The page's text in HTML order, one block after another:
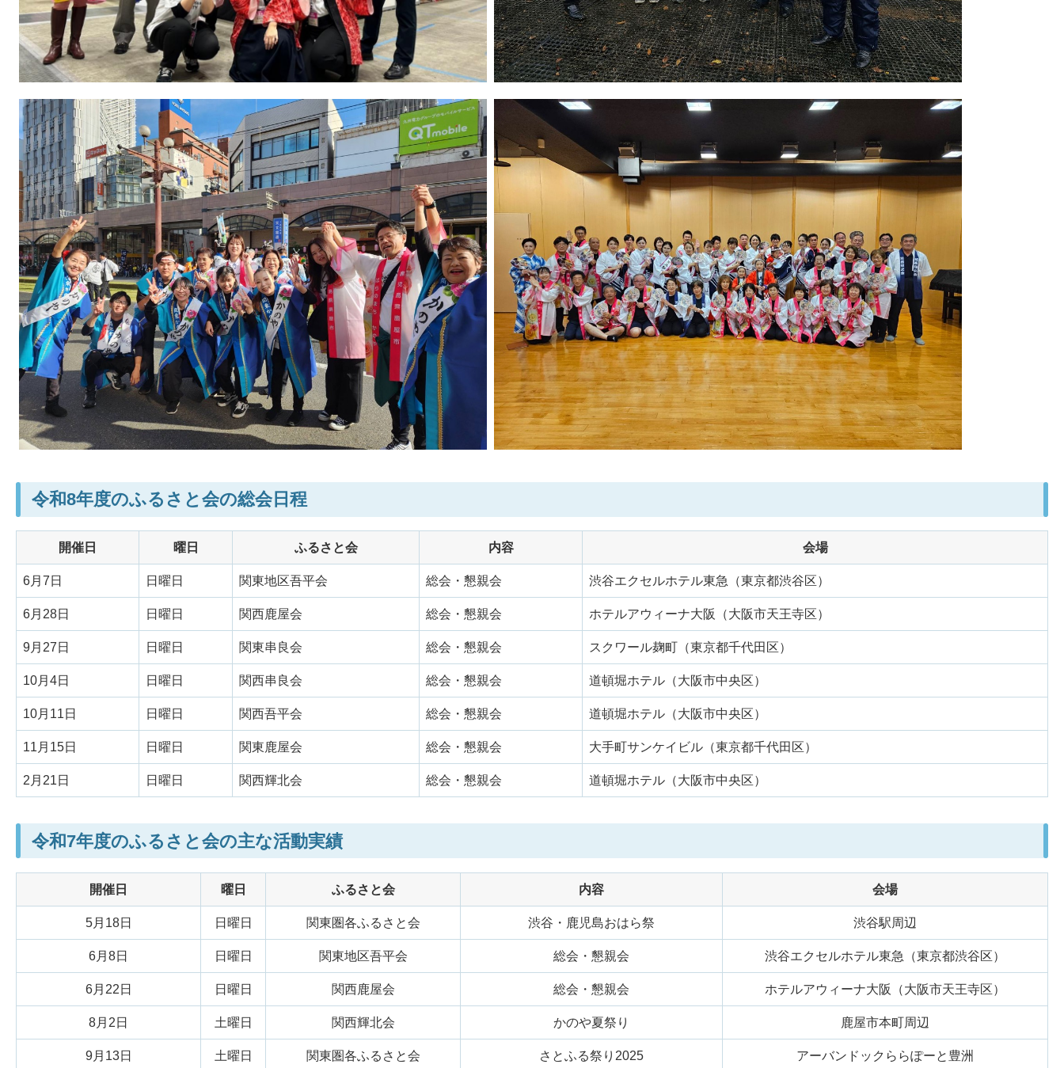
令和8年度のふるさと会の総会日程
開催日 曜日 ふるさと会 内容 会場
6月7日 日曜日 関東地区吾平会 総会・懇親会 渋谷エクセルホテル東急（東京都渋谷区）
6月28日 日曜日 関西鹿屋会 総会・懇親会 ホテルアウィーナ大阪（大阪市天王寺区）
9月27日 日曜日 関東串良会 総会・懇親会 スクワール麹町（東京都千代田区）
10月4日 日曜日 関西串良会 総会・懇親会 道頓堀ホテル（大阪市中央区）
10月11日 日曜日 関西吾平会 総会・懇親会 道頓堀ホテル（大阪市中央区）
11月15日 日曜日 関東鹿屋会 総会・懇親会 大手町サンケイビル（東京都千代田区）
2月21日 日曜日 関西輝北会 総会・懇親会 道頓堀ホテル（大阪市中央区）
令和7年度のふるさと会の主な活動実績
開催日 曜日 ふるさと会 内容 会場
5月18日 日曜日 関東圏各ふるさと会 渋谷・鹿児島おはら祭 渋谷駅周辺
6月8日 日曜日 関東地区吾平会 総会・懇親会 渋谷エクセルホテル東急（東京都渋谷区）
6月22日 日曜日 関西鹿屋会 総会・懇親会 ホテルアウィーナ大阪（大阪市天王寺区）
8月2日 土曜日 関西輝北会 かのや夏祭り 鹿屋市本町周辺
9月13日 土曜日 関東圏各ふるさと会 さとふる祭り2025 アーバンドックららぽーと豊洲